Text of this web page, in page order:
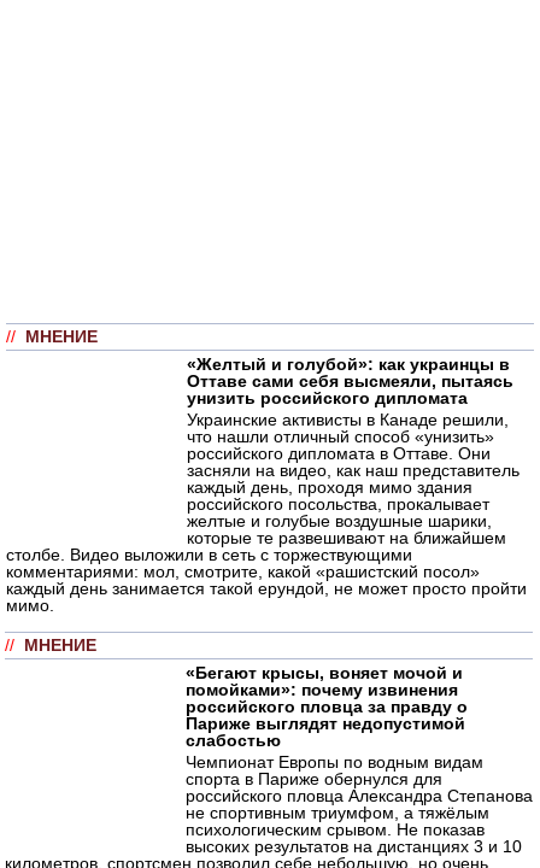
// МНЕНИЕ
«Желтый и голубой»: как украинцы в
Оттаве сами себя высмеяли, пытаясь
унизить российского дипломата
Украинские активисты в Канаде решили,
что нашли отличный способ «унизить»
российского дипломата в Оттаве. Они
засняли на видео, как наш представитель
каждый день, проходя мимо здания
российского посольства, прокалывает
желтые и голубые воздушные шарики,
которые те развешивают на ближайшем
столбе. Видео выложили в сеть с торжествующими
комментариями: мол, смотрите, какой «рашистский посол»
каждый день занимается такой ерундой, не может просто пройти
мимо.
// МНЕНИЕ
«Бегают крысы, воняет мочой и
помойками»: почему извинения
российского пловца за правду о
Париже выглядят недопустимой
слабостью
Чемпионат Европы по водным видам
спорта в Париже обернулся для
российского пловца Александра Степанова
не спортивным триумфом, а тяжёлым
психологическим срывом. Не показав
высоких результатов на дистанциях 3 и 10
километров, спортсмен позволил себе небольшую, но очень